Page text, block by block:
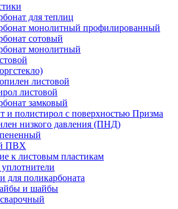
для теплиц
монолитный профилированный
сотовый
монолитный
листовой
листовой
замковый
и полистирол с поверхностью Призма
низкого давления (ПНД)
ПВХ
к листовым пластикам
для поликарбоната
и шайбы